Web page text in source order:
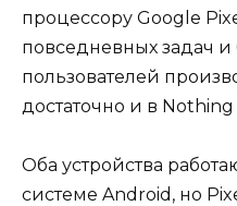
процессору Google
повседневных задач
пользователей
достаточно и в Nothing
Оба устройства
системе Android, но